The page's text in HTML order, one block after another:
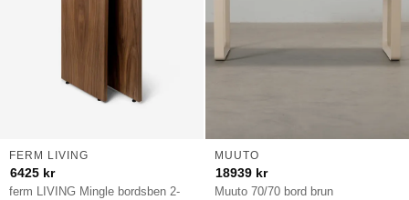
ferm LIVING Mingle bordsben 2-
FERM LIVING
6425 kr
Muuto 70/70 bord brun
MUUTO
18939 kr